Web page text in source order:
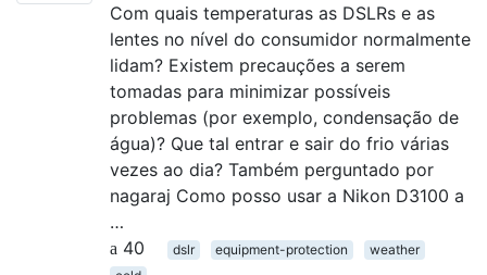
Com quais temperaturas as DSLRs e as
lentes no nível do consumidor normalmente
lidam? Existem precauções a serem
tomadas para minimizar possíveis
problemas (por exemplo, condensação de
água)? Que tal entrar e sair do frio várias
vezes ao dia? Também perguntado por
nagaraj Como posso usar a Nikon D3100 a
…
40
dslr equipment-protection
weather